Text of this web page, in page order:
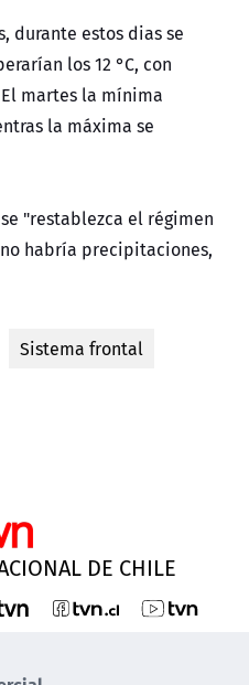
durante estos dias se
los 12 °C, con
martes la mínima
la máxima se
"restablezca el régimen
habría precipitaciones,
Sistema frontal
DE CHILE